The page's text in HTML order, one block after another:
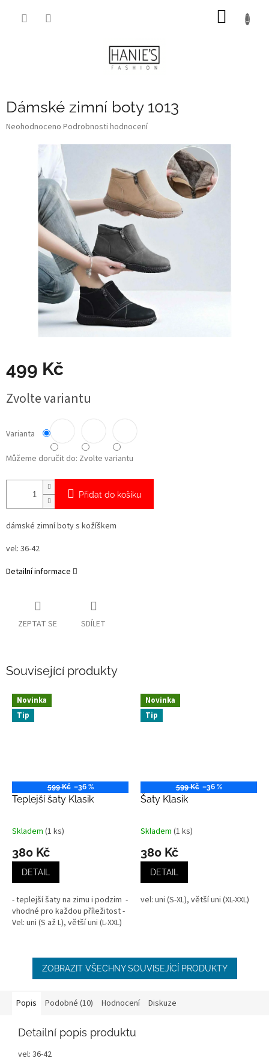
Dámské zimní boty 1013
Průměrné
hvězdiček.
Neohodnoceno Podrobnosti hodnocení
499 Kč
cena:
Zvolte variantu
Varianta
Můžeme doručit do: Zvolte variantu
Přidat do košíku
dámské zimní boty s kožíškem
vel: 36-42
Detailní informace
ZEPTAT SE SDÍLET
Související produkty
Novinka
Tip
599 Kč –36 %
Teplejší šaty Klasik
Průměrné
produktu
5
hvězdiček.
Skladem (1 ks)
380 Kč
DETAIL
- teplejší šaty na zimu i podzim -
vhodné pro každou příležitost -
Vel: uni (S až L), větší uni (L-XXL)
Novinka
Tip
599 Kč –36 %
Šaty Klasik
Průměrné
produktu
5
Skladem (1 ks)
380 Kč
DETAIL
vel: uni (S-XL), větší uni (XL-XXL)
ZOBRAZIT VŠECHNY SOUVISEJÍCÍ PRODUKTY
Popis Podobné (10) Hodnocení Diskuze
Detailní popis produktu
vel: 36-42